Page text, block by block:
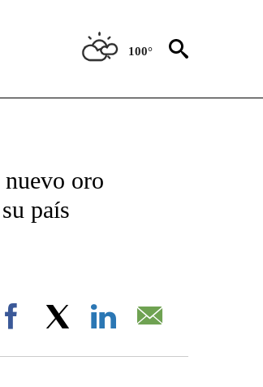
100°
PAGES ON "CNN - SPANISH".
oro
país
Facebook